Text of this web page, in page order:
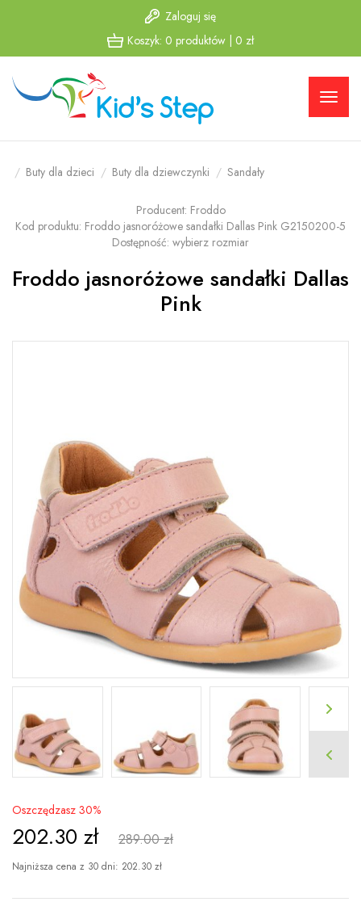
do menu
głównego
do
menu w
stopce
Zaloguj się
Koszyk: 0 produktów 0 zł
Buty dla dzieci Buty dla dziewczynki Sandały
Producent: Froddo
Kod produktu: Froddo jasnoróżowe sandałki Dallas Pink G2150200-5
Dostępność: wybierz rozmiar
Froddo jasnoróżowe sandałki Dallas
Pink
Oszczędzasz 30%
202.30 zł 289.00 zł
Najniższa cena z 30 dni: 202.30 zł